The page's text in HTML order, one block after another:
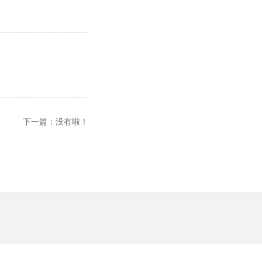
下一篇：没有啦！